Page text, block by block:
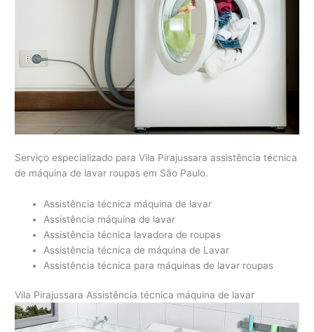
Serviço especializado para Vila Pirajussara assistência técnica
de máquina de lavar roupas em São Paulo.
Assistência técnica máquina de lavar
Assistência máquina de lavar
Assistência técnica lavadora de roupas
Assistência técnica de máquina de Lavar
Assistência técnica para máquinas de lavar roupas
Vila Pirajussara Assistência técnica máquina de lavar